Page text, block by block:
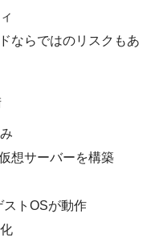
ならではのリスクもあ
想サーバーを構築
トOSが動作